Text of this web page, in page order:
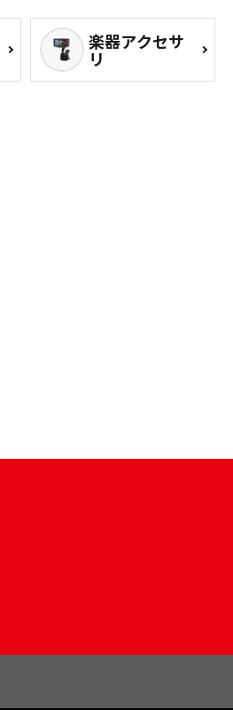
楽器アクセサ
リ